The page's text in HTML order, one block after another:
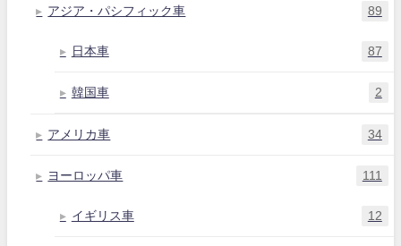
アジア・パシフィック車 89
日本車 87
韓国車 2
アメリカ車 34
ヨーロッパ車 111
イギリス車 12